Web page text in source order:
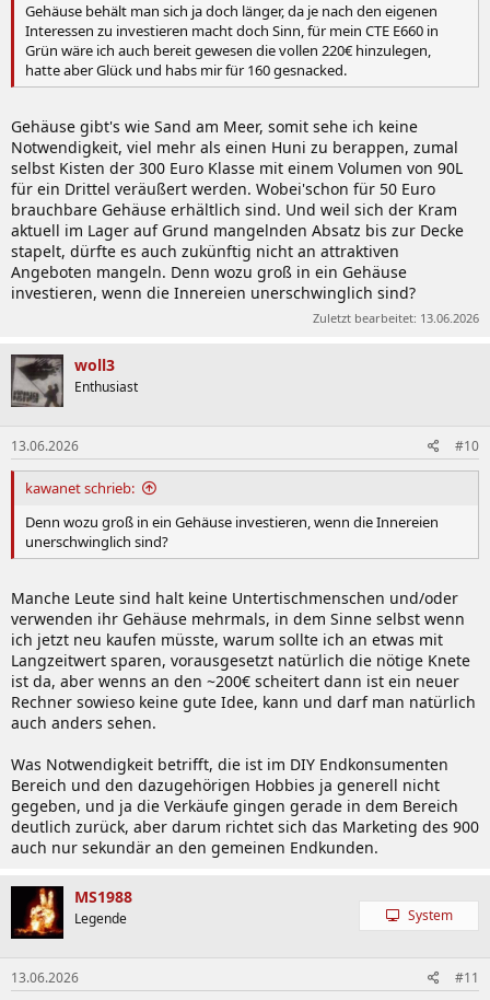
Gehäuse behält man sich ja doch länger, da je nach den eigenen
Interessen zu investieren macht doch Sinn, für mein CTE E660 in
Grün wäre ich auch bereit gewesen die vollen 220€ hinzulegen,
hatte aber Glück und habs mir für 160 gesnacked.
Gehäuse gibt's wie Sand am Meer, somit sehe ich keine
Notwendigkeit, viel mehr als einen Huni zu berappen, zumal
selbst Kisten der 300 Euro Klasse mit einem Volumen von 90L
für ein Drittel veräußert werden. Wobei'schon für 50 Euro
brauchbare Gehäuse erhältlich sind. Und weil sich der Kram
aktuell im Lager auf Grund mangelnden Absatz bis zur Decke
stapelt, dürfte es auch zukünftig nicht an attraktiven
Angeboten mangeln. Denn wozu groß in ein Gehäuse
investieren, wenn die Innereien unerschwinglich sind?
Zuletzt bearbeitet: 13.06.2026
woll3
Enthusiast
13.06.2026 #10
kawanet schrieb:
Denn wozu groß in ein Gehäuse investieren, wenn die Innereien
unerschwinglich sind?
Manche Leute sind halt keine Untertischmenschen und/oder
verwenden ihr Gehäuse mehrmals, in dem Sinne selbst wenn
ich jetzt neu kaufen müsste, warum sollte ich an etwas mit
Langzeitwert sparen, vorausgesetzt natürlich die nötige Knete
ist da, aber wenns an den ~200€ scheitert dann ist ein neuer
Rechner sowieso keine gute Idee, kann und darf man natürlich
auch anders sehen.
Was Notwendigkeit betrifft, die ist im DIY Endkonsumenten
Bereich und den dazugehörigen Hobbies ja generell nicht
gegeben, und ja die Verkäufe gingen gerade in dem Bereich
deutlich zurück, aber darum richtet sich das Marketing des 900
auch nur sekundär an den gemeinen Endkunden.
MS1988
Legende System
13.06.2026 #11